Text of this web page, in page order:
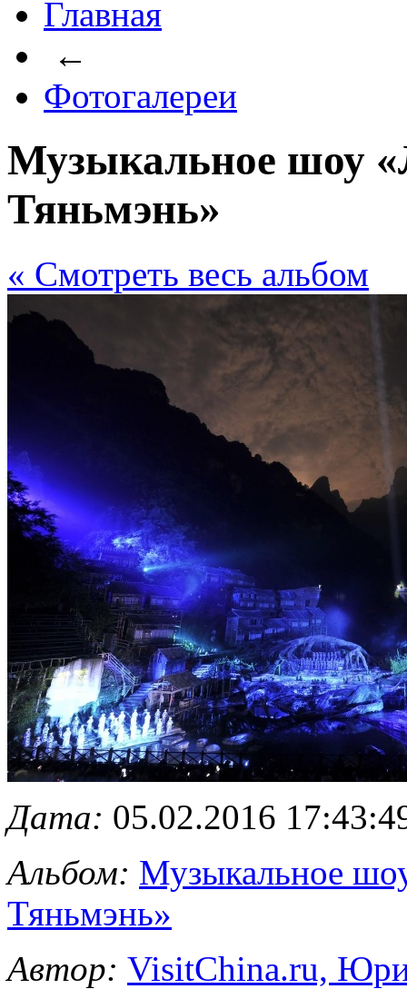
Главная
←
Фотогалереи
Музыкальное шоу
Тяньмэнь»
« Cмотреть весь альбом
Дата: 05.02.2016
Альбом: Музыкальное
Тяньмэнь»
Автор: VisitChina.ru,